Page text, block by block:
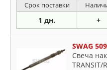
Срок поставки
1 дн. +
SWAG
Свеча
TRANSIT/